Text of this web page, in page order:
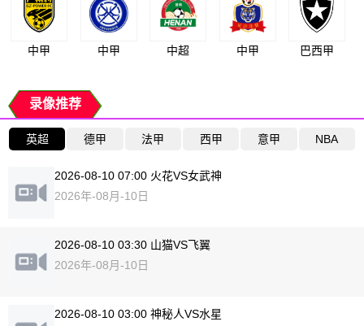
中甲 中甲 中超 中甲 巴西甲
录像推荐
英超 德甲 法甲 西甲 意甲 NBA
2026-08-10 07:00 火花VS女武神
2026年-08月-10日
2026-08-10 03:30 山猫VS飞翼
2026年-08月-10日
2026-08-10 03:00 神秘人VS水星